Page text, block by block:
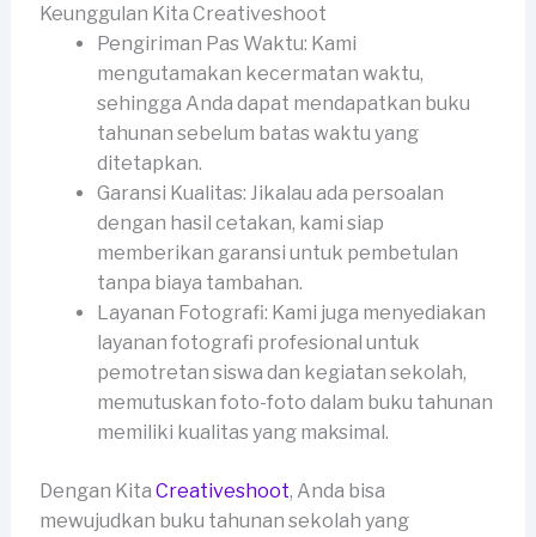
Keunggulan Kita Creativeshoot
Pengiriman Pas Waktu: Kami
mengutamakan kecermatan waktu,
sehingga Anda dapat mendapatkan buku
tahunan sebelum batas waktu yang
ditetapkan.
Garansi Kualitas: Jikalau ada persoalan
dengan hasil cetakan, kami siap
memberikan garansi untuk pembetulan
tanpa biaya tambahan.
Layanan Fotografi: Kami juga menyediakan
layanan fotografi profesional untuk
pemotretan siswa dan kegiatan sekolah,
memutuskan foto-foto dalam buku tahunan
memiliki kualitas yang maksimal.
Dengan Kita Creativeshoot, Anda bisa
mewujudkan buku tahunan sekolah yang